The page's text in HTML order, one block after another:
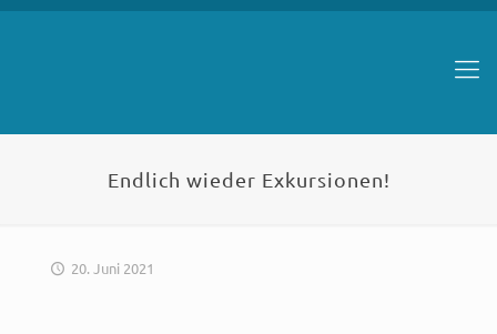
Endlich wieder Exkursionen!
20. Juni 2021